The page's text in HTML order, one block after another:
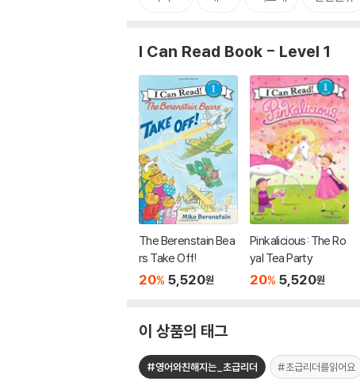
I Can Read Book - Level 1
The Berenstain Bea
rs Take Off!
20% 5,520원
Pinkalicious: The Ro
yal Tea Party
20% 5,520원
이 상품의 태그
#영어와친해지는_초급리더 #초급리더를읽어요